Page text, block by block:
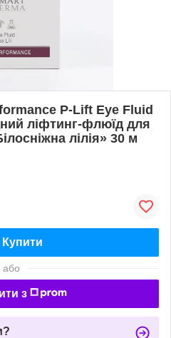
P-Lift Eye Fluid
ліфтинг-флюїд для
лілія» 30 м
Купити
або
з